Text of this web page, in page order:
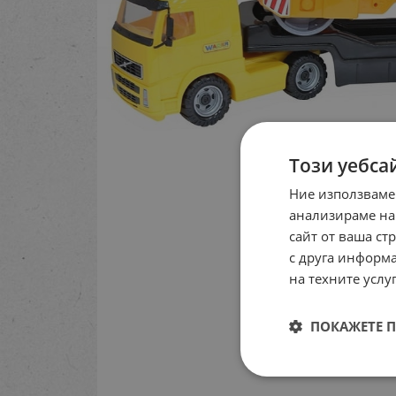
Този
Ние
анализираме
сайт от ваша
с друга
на техните
ПОКАЖЕТЕ